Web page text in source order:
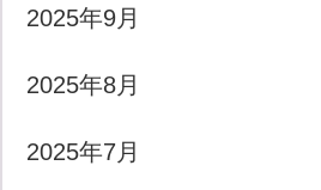
2025年9月
2025年8月
2025年7月